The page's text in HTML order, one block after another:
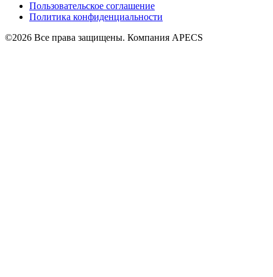
Пользовательское соглашение
Политика конфиденциальности
©2026 Все права защищены. Компания APECS